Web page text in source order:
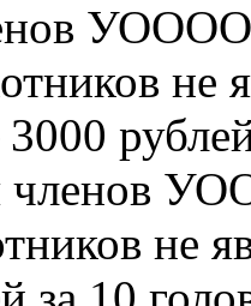
рублей
членов